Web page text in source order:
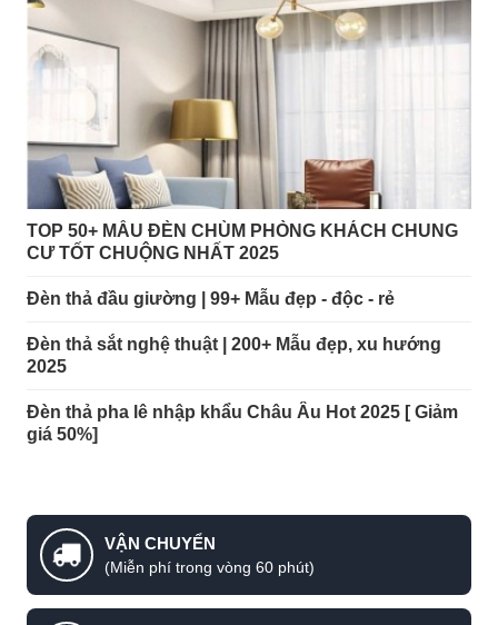
TOP 50+ MẪU ĐÈN CHÙM PHÒNG KHÁCH CHUNG
CƯ TỐT CHUỘNG NHẤT 2025
Đèn thả đầu giường | 99+ Mẫu đẹp - độc - rẻ
Đèn thả sắt nghệ thuật | 200+ Mẫu đẹp, xu hướng
2025
Đèn thả pha lê nhập khẩu Châu Âu Hot 2025 [ Giảm
giá 50%]
VẬN CHUYỂN
(Miễn phí trong vòng 60 phút)